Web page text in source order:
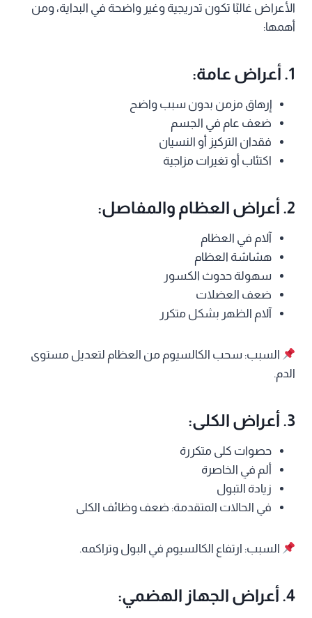
الأعراض غالبًا تكون تدريجية وغير واضحة في البداية، ومن
أهمها:
1. أعراض عامة:
إرهاق مزمن بدون سبب واضح
ضعف عام في الجسم
فقدان التركيز أو النسيان
اكتئاب أو تغيرات مزاجية
2. أعراض العظام والمفاصل:
آلام في العظام
هشاشة العظام
سهولة حدوث الكسور
ضعف العضلات
آلام الظهر بشكل متكرر
السبب: سحب الكالسيوم من العظام لتعديل مستوى
الدم.
3. أعراض الكلى:
حصوات كلى متكررة
ألم في الخاصرة
زيادة التبول
في الحالات المتقدمة: ضعف وظائف الكلى
السبب: ارتفاع الكالسيوم في البول وتراكمه.
4. أعراض الجهاز الهضمي: